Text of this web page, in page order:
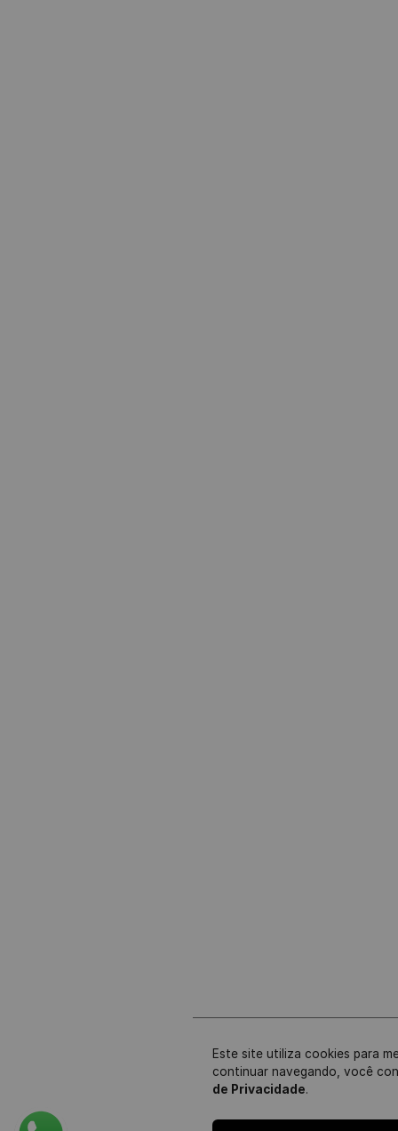
Este site utiliza cookies para
continuar navegando, você
de Privacidade.